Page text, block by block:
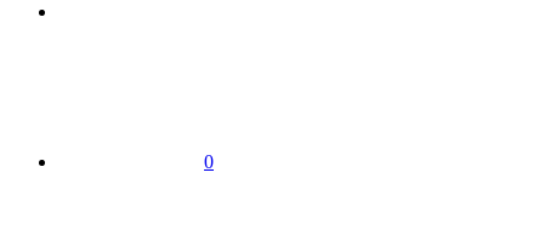
0